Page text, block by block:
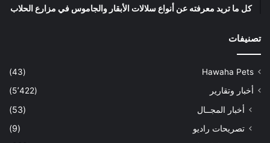
كل ما تريد معرفته عن أنواع سلالات الأبقار والجاموس في مزارع الحلاب
تصنيفات
Hawaha Pets
(43)
أخبار وتقارير
(5٬422)
أخبار المجــال
(53)
تصريحات راديو
(9)